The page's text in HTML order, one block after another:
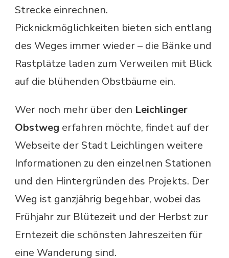
Strecke einrechnen.
Picknickmöglichkeiten bieten sich entlang
des Weges immer wieder – die Bänke und
Rastplätze laden zum Verweilen mit Blick
auf die blühenden Obstbäume ein.
Wer noch mehr über den Leichlinger
Obstweg erfahren möchte, findet auf der
Webseite der Stadt Leichlingen weitere
Informationen zu den einzelnen Stationen
und den Hintergründen des Projekts. Der
Weg ist ganzjährig begehbar, wobei das
Frühjahr zur Blütezeit und der Herbst zur
Erntezeit die schönsten Jahreszeiten für
eine Wanderung sind.